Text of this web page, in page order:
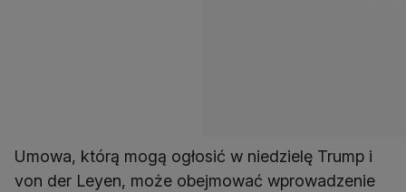
Umowa, którą mogą ogłosić w niedzielę Trump i
von der Leyen, może obejmować wprowadzenie